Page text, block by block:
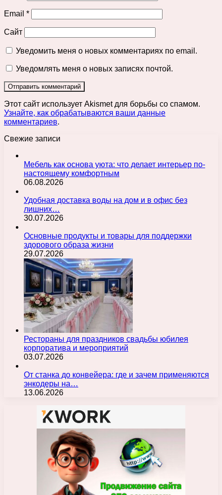
Email *
Сайт
Уведомить меня о новых комментариях по email.
Уведомлять меня о новых записях почтой.
Этот сайт использует Akismet для борьбы со спамом.
Узнайте, как обрабатываются ваши данные
комментариев.
Свежие записи
Мебель как основа уюта: что делает интерьер по-
настоящему комфортным
06.08.2026
Удобная доставка воды на дом и в офис без
лишних…
30.07.2026
Основные продукты и товары для поддержки
здорового образа жизни
29.07.2026
Рестораны для праздников свадьбы юбилея
корпоратива и мероприятий
03.07.2026
От станка до конвейера: где и зачем применяются
энкодеры на…
13.06.2026